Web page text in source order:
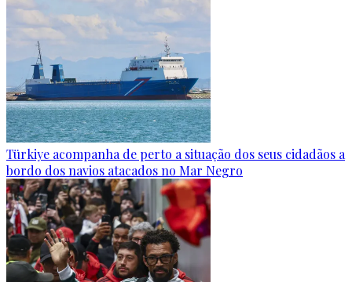
Türkiye acompanha de perto a situação dos seus cidadãos a
bordo dos navios atacados no Mar Negro